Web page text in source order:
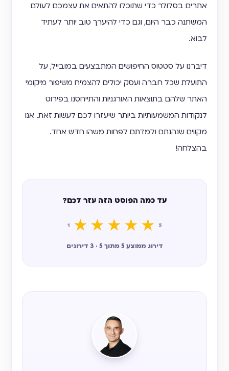
אתרים בסלולר כדי שתוכלו להתאים את עצמכם לעולם
המשתנה כבר היום, וגם כדי להיערך טוב יותר לעתיד
לבוא.
דיברנו על סטטוס החיפושים המתבצעים במובייל, על
התועלת שכל חברה ועסק יכולים להצמיח משיפור מיקומי
האתר שלהם בתוצאות האורגניות והתייחסנו בפירוט
לנקודות המשמעותיות ביותר שיעזרו לכם לעשות זאת. אנו
מקווים שנהנתם ולמדתם לפחות משהו חדש אחד.
בהצלחה!
עד כמה הפוסט הזה עזר לכם?
1 ★ ★ ★ ★ ★ 5
דירוג ממוצע 5 מתוך 5 · 3 דירוגים